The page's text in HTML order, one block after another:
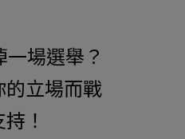
場選舉？
立場而戰
！